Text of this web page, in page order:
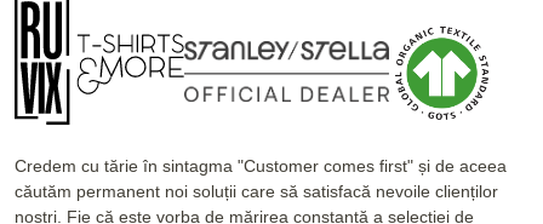
Credem cu tărie în sintagma "Customer comes first" și de aceea
căutăm permanent noi soluții care să satisfacă nevoile clienților
noștri. Fie că este vorba de mărirea constantă a selecției de